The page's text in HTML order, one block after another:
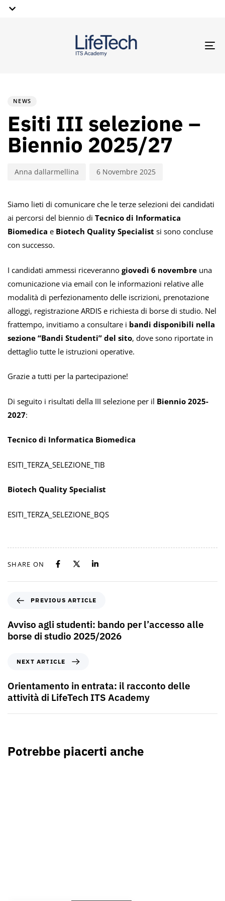
NEWS
Esiti III selezione –
Biennio 2025/27
Anna dallarmellina 6 Novembre 2025
Siamo lieti di comunicare che le terze selezioni dei candidati
ai percorsi del biennio di Tecnico di Informatica
Biomedica e Biotech Quality Specialist si sono concluse
con successo.
I candidati ammessi riceveranno giovedì 6 novembre una
comunicazione via email con le informazioni relative alle
modalità di perfezionamento delle iscrizioni, prenotazione
alloggi, registrazione ARDIS e richiesta di borse di studio. Nel
frattempo, invitiamo a consultare i bandi disponibili nella
sezione “Bandi Studenti” del sito, dove sono riportate in
dettaglio tutte le istruzioni operative.
Grazie a tutti per la partecipazione!
Di seguito i risultati della III selezione per il Biennio 2025-
2027:
Tecnico di Informatica Biomedica
ESITI_TERZA_SELEZIONE_TIB
Biotech Quality Specialist
ESITI_TERZA_SELEZIONE_BQS
SHARE ON
PREVIOUS ARTICLE
Avviso agli studenti: bando per l’accesso alle
borse di studio 2025/2026
NEXT ARTICLE
Orientamento in entrata: il racconto delle
attività di LifeTech ITS Academy
Potrebbe piacerti anche